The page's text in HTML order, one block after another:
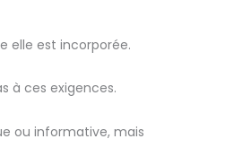
elle est incorporée.
à ces exigences.
ou informative, mais